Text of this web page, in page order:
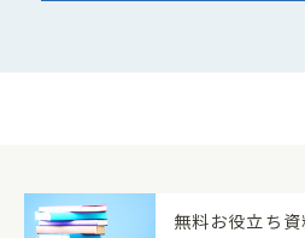
無料お役立ち資